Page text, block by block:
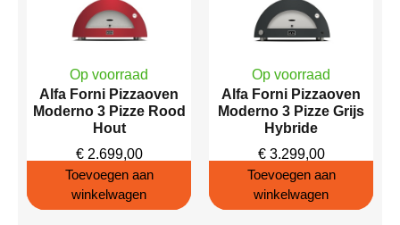
Op voorraad
Alfa Forni Pizzaoven
Moderno 3 Pizze Rood
Hout
€2.699,00
Toevoegen aan
winkelwagen
Op voorraad
Alfa Forni Pizzaoven
Moderno 3 Pizze Grijs
Hybride
€3.299,00
Toevoegen aan
winkelwagen